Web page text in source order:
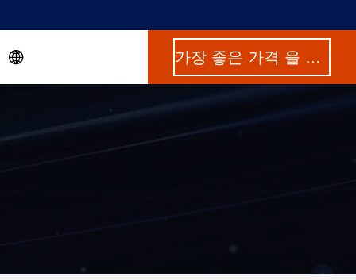
가장 좋은 가격 을 구하라